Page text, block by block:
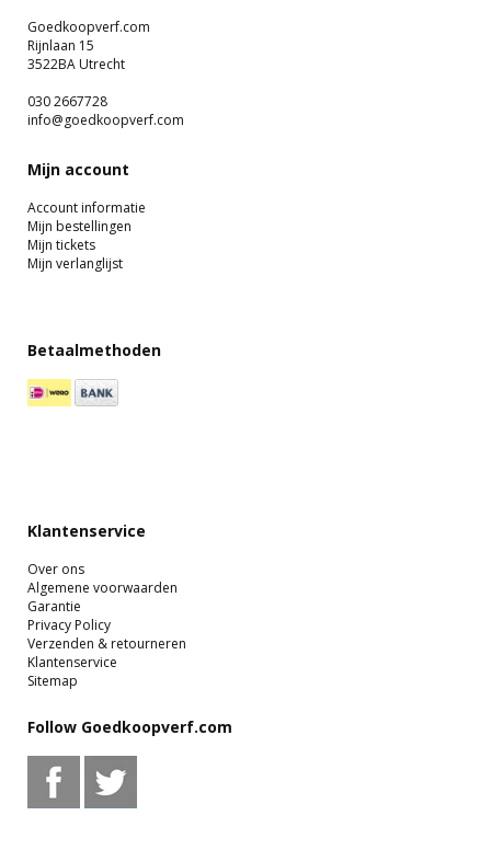
Goedkoopverf.com
Rijnlaan 15
3522BA Utrecht
030 2667728
info@goedkoopverf.com
Mijn account
Account informatie
Mijn bestellingen
Mijn tickets
Mijn verlanglijst
Betaalmethoden
Klantenservice
Over ons
Algemene voorwaarden
Garantie
Privacy Policy
Verzenden & retourneren
Klantenservice
Sitemap
Follow Goedkoopverf.com